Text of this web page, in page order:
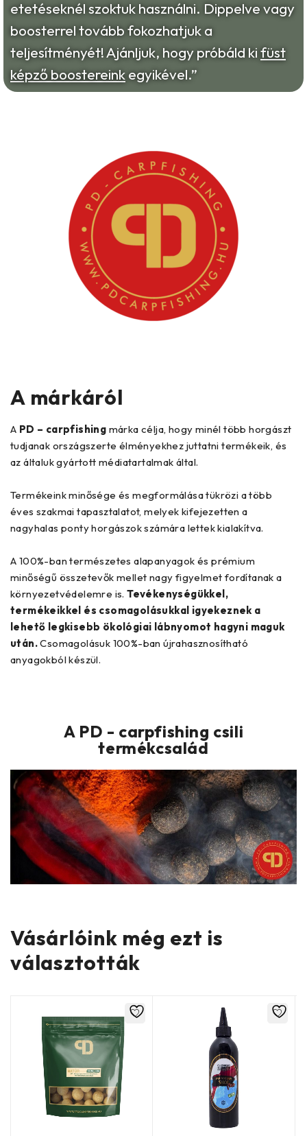
etetéseknél szoktuk használni. Dippelve vagy
boosterrel tovább fokozhatjuk a
teljesítményét! Ajánljuk, hogy próbáld kifüst
képző boostereinkegyikével.”
A márkáról
A PD – carpfishing márka célja, hogy minél több horgászt
tudjanak országszerte élményekhez juttatni termékeik, és
az általuk gyártott médiatartalmak által.
Termékeink minősége és megformálása tükrözi a több
éves szakmai tapasztalatot, melyek kifejezetten a
nagyhalas ponty horgászok számára lettek kialakítva.
A 100%-ban természetes alapanyagok és prémium
minőségű összetevők mellet nagy figyelmet fordítanak a
környezetvédelemre is.Tevékenységükkel,
termékeikkel és csomagolásukkal igyekeznek a
lehető legkisebb ökológiai lábnyomot hagyni maguk
után.Csomagolásuk 100%-ban újrahasznosítható
anyagokból készül.
A PD - carpfishing csili
termékcsalád
Vásárlóink még ezt is
választották